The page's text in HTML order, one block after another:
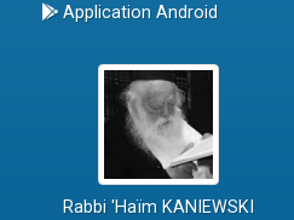
Application Android
Rabbi 'Haïm KANIEWSKI